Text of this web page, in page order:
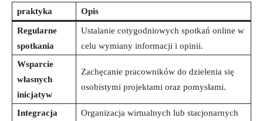
praktyka Opis
Regularne‌
spotkania
Ustalanie cotygodniowych spotkań online w
celu wymiany informacji i opinii.
Wsparcie
własnych
inicjatyw
Zachęcanie pracowników do dzielenia się
osobistymi projektami oraz ⁢pomysłami.
Integracja
Organizacja wirtualnych lub⁤ stacjonarnych